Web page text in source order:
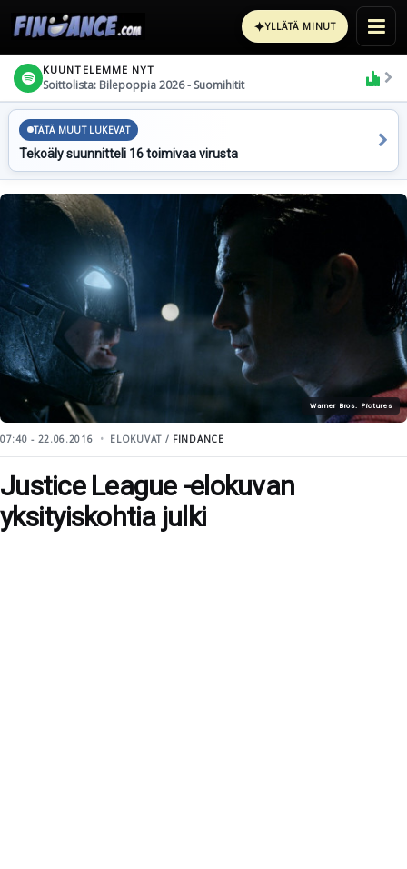
✦YLLÄTÄ MINUT
KUUNTELEMME NYT
Soittolista: Bilepoppia 2026 - Suomihitit
TÄTÄ MUUT LUKEVAT
Tekoäly suunnitteli 16 toimivaa virusta
Warner Bros. Pictures
07:40 - 22.06.2016 ELOKUVAT / FINDANCE
Justice League -elokuvan
yksityiskohtia julki